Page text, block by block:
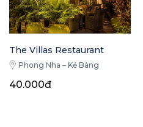
The Villas Restaurant
Phong Nha – Kẻ Bàng
40.000đ